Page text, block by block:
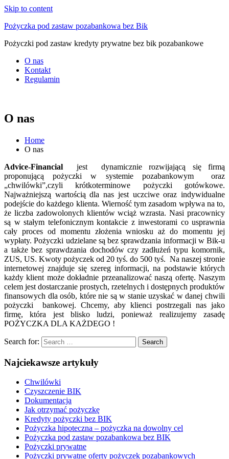
Skip to content
Pożyczka pod zastaw pozabankowa bez Bik
Pożyczki pod zastaw kredyty prywatne bez bik pozabankowe
O nas
Kontakt
Regulamin
O nas
Home
O nas
Advice-Financial jest dynamicznie rozwijającą się firmą
proponującą pożyczki w systemie pozabankowym oraz
„chwilówki”,czyli krótkoterminowe pożyczki gotówkowe.
Najważniejszą wartością dla nas jest uczciwe oraz indywidualne
podejście do każdego klienta. Wierność tym zasadom wpływa na to,
że liczba zadowolonych klientów wciąż wzrasta. Nasi pracownicy
są w stałym telefonicznym kontakcie z inwestorami co usprawnia
cały proces od momentu złożenia wniosku aż do momentu jej
wypłaty. Pożyczki udzielane są bez sprawdzania informacji w Bik-u
a także bez sprawdzania dochodów czy zadłużeń typu komornik,
ZUS, US. Kwoty pożyczek od 20 tyś. do 500 tyś. Na naszej stronie
internetowej znajduje się szereg informacji, na podstawie których
każdy klient może dokładnie przeanalizować naszą ofertę. Naszym
celem jest dostarczanie prostych, rzetelnych i dostępnych produktów
finansowych dla osób, które nie są w stanie uzyskać w danej chwili
pożyczki bankowej. Chcemy, aby klienci postrzegali nas jako
firmę, która jest blisko ludzi, ponieważ realizujemy zasadę
POŻYCZKA DLA KAŻDEGO !
Search for: Search
Najciekawsze artykuły
Chwilówki
Czyszczenie BIK
Dokumentacja
Jak otrzymać pożyczkę
Kredyty pożyczki bez BIK
Pożyczka hipoteczna – pożyczka na dowolny cel
Pożyczka pod zastaw pozabankowa bez BIK
Pożyczki prywatne
Pożyczki prywatne oferty pożyczek pozabankowych